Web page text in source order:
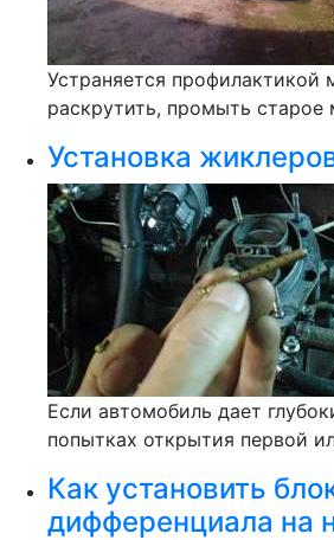
Устраняется профилактикой
раскрутить, промыть старое
Установка
Если автомобиль дает
попытках открытия первой
Как установить
дифференциала на